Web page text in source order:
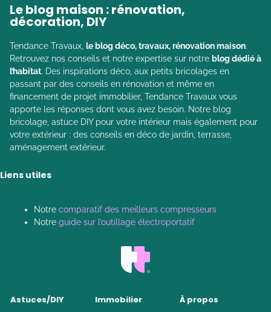
Le blog maison : rénovation,
décoration, DIY
Tendance Travaux, le blog déco, travaux, rénovation maison.
Retrouvez nos conseils et notre expertise sur notre blog dédié à
l’habitat. Des inspirations déco, aux petits bricolages en
passant par des conseils en rénovation et même en
financement de projet immobilier, Tendance Travaux vous
apporte les réponses dont vous avez besoin. Notre blog
bricolage, astuce DIY pour votre intérieur mais également pour
votre extérieur : des conseils en déco de jardin, terrasse,
aménagement extérieur.
Liens utiles
Notre comparatif des meilleurs compresseurs
Notre guide sur l’outillage électroportatif
Astuces/DIY Immobilier À propos